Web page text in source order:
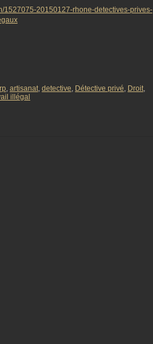
1527075-20150127-rhone-detectives-prives-
, artisanat, detective, Détective privé, Droit,
illégal